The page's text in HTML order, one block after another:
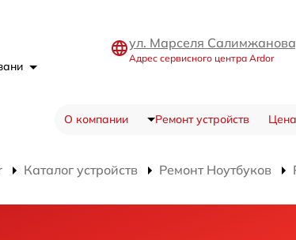
ул. Марселя
Адрес сервисного центра Ardor
О компании Ремонт устройств
Каталог устройств Ремонт Ноутбуков